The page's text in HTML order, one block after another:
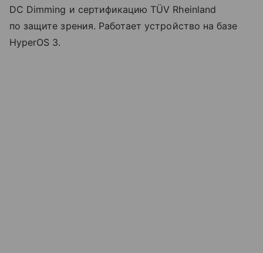
DC Dimming и сертификацию TÜV Rheinland
по защите зрения. Работает устройство на базе
HyperOS 3.